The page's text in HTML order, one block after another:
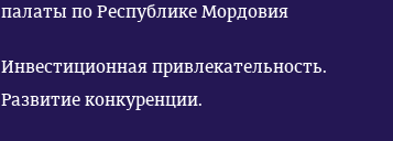
палаты по Республике Мордовия
Инвестиционная привлекательность.
Развитие конкуренции.